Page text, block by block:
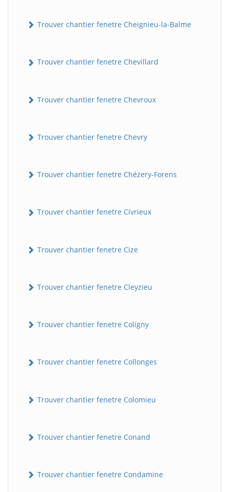
Trouver chantier fenetre Cheignieu-la-Balme
Trouver chantier fenetre Chevillard
Trouver chantier fenetre Chevroux
Trouver chantier fenetre Chevry
Trouver chantier fenetre Chézery-Forens
Trouver chantier fenetre Civrieux
Trouver chantier fenetre Cize
Trouver chantier fenetre Cleyzieu
Trouver chantier fenetre Coligny
Trouver chantier fenetre Collonges
Trouver chantier fenetre Colomieu
Trouver chantier fenetre Conand
Trouver chantier fenetre Condamine